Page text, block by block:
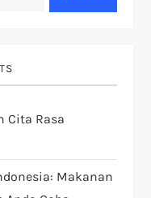
Cita Rasa
Makanan